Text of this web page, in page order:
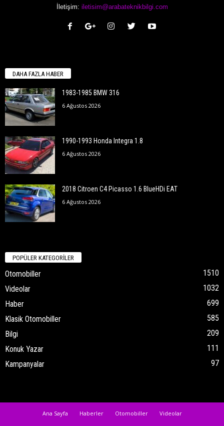
İletişim: iletisim@arabateknikbilgi.com
DAHA FAZLA HABER
1983-1985 BMW 316
6 Ağustos 2026
1990-1993 Honda Integra 1.8
6 Ağustos 2026
2018 Citroen C4 Picasso 1.6 BlueHDi EAT
6 Ağustos 2026
POPÜLER KATEGORİLER
Otomobiller
1510
Videolar
1032
Haber
699
Klasik Otomobiller
585
Bilgi
209
Konuk Yazar
111
Kampanyalar
97
Ana Sayfa Haberler Otomobiller
Videolar